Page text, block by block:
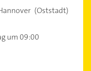
(Oststadt)
um 09:00